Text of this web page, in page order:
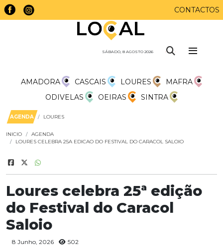
CONTACTOS
SÁBADO, 8 AGOSTO 2026
AMADORA CASCAIS LOURES
MAFRA
ODIVELAS
OEIRAS SINTRA
AGENDA LOURES
INICIO
AGENDA
LOURES CELEBRA 25A EDICAO DO FESTIVAL DO CARACOL SALOIO
Loures celebra 25ª edição
do Festival do Caracol
Saloio
8 Junho, 2026 502